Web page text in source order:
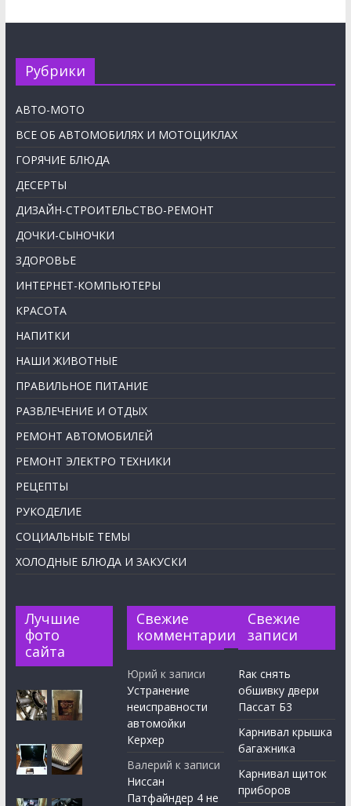
Рубрики
АВТО-МОТО
ВСЕ ОБ АВТОМОБИЛЯХ И МОТОЦИКЛАХ
ГОРЯЧИЕ БЛЮДА
ДЕСЕРТЫ
ДИЗАЙН-СТРОИТЕЛЬСТВО-РЕМОНТ
ДОЧКИ-СЫНОЧКИ
ЗДОРОВЬЕ
ИНТЕРНЕТ-КОМПЬЮТЕРЫ
КРАСОТА
НАПИТКИ
НАШИ ЖИВОТНЫЕ
ПРАВИЛЬНОЕ ПИТАНИЕ
РАЗВЛЕЧЕНИЕ И ОТДЫХ
РЕМОНТ АВТОМОБИЛЕЙ
РЕМОНТ ЭЛЕКТРО ТЕХНИКИ
РЕЦЕПТЫ
РУКОДЕЛИЕ
СОЦИАЛЬНЫЕ ТЕМЫ
ХОЛОДНЫЕ БЛЮДА И ЗАКУСКИ
Лучшие
фото
сайта
Свежие
комментарии
Юрий к записи
Устранение
неисправности
автомойки
Керхер
Валерий к записи
Ниссан
Патфайндер 4 не
Свежие
записи
Rак снять
обшивку двери
Пассат Б3
Карнивал крышка
багажника
Карнивал щиток
приборов